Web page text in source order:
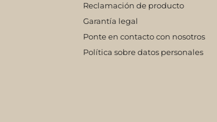
Reclamación de producto
Garantía legal
Ponte en contacto con nosotros
Política sobre datos personales